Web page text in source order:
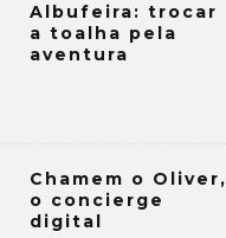
Albufeira: trocar
a toalha pela
aventura
Chamem o Oliver,
o concierge
digital